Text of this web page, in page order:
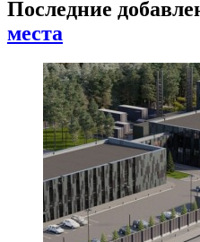
Последние
места